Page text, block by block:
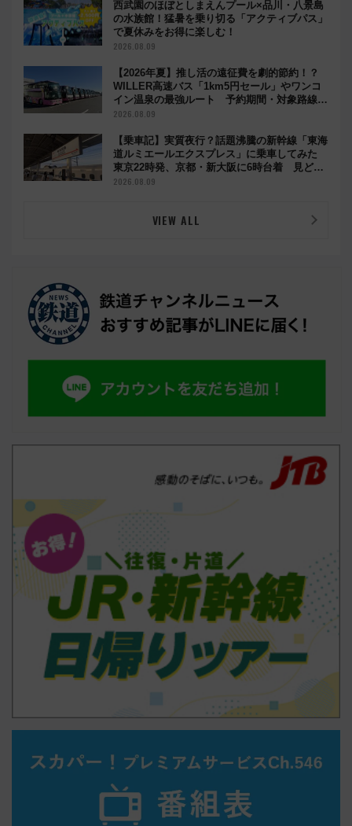
西武園のほぼとしまえんプール×品川・八景島
の水族館！猛暑を乗り切る「アクティブパス」
で夏休みをお得に楽しむ！
2026.08.09
【2026年夏】推し活の遠征費を劇的節約！？
WILLER高速バス「1km5円セール」やワンコ
イン温泉の最強ルート 予約期間・対象路線ま
とめ
2026.08.09
【乗車記】実質夜行？話題沸騰の新幹線「東海
道ルミエールエクスプレス」に乗車してみた
東京22時発、京都・新大阪に6時台着 見どこ
ろは岐阜羽島の素晴らし過ぎる朝
2026.08.09
VIEW ALL